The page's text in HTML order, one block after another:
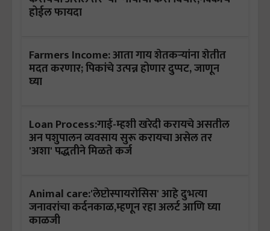
होईल फायदा
Farmers Income: आता गाय शेतकऱ्यांना शेतीत
मदत करणार; पिकांचे उत्पन्न होणार दुप्पट, जाणून
घ्या
Loan Process:गाई-म्हशी खरेदी करायचे असतील
अन पशुपालन व्यवसाय सुरू करायचा असेल तर
'अशा' पद्धतीने मिळते कर्ज
Animal care:'लेप्टोस्पायरोसिस' आहे दुभत्या
जनावरांचा कर्दनकाळ,म्हणून रहा अलर्ट आणि घ्या
काळजी